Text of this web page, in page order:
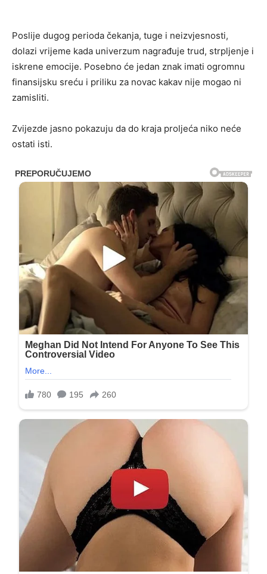
Poslije dugog perioda čekanja, tuge i neizvjesnosti,
dolazi vrijeme kada univerzum nagrađuje trud, strpljenje i
iskrene emocije. Posebno će jedan znak imati ogromnu
finansijsku sreću i priliku za novac kakav nije mogao ni
zamisliti.
Zvijezde jasno pokazuju da do kraja proljeća niko neće
ostati isti.